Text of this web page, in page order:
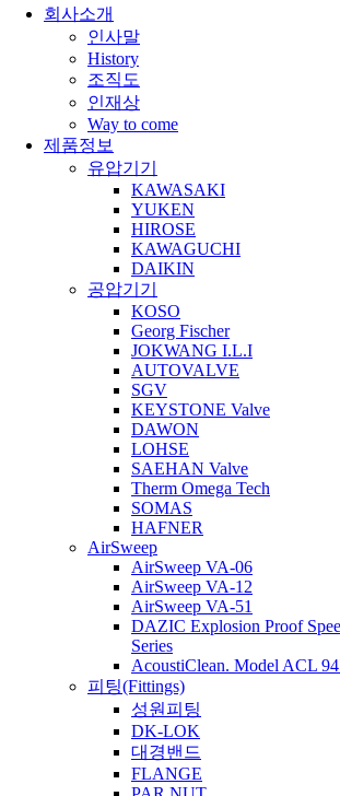
Close
회사소개
인사말
History
조직도
인재상
Way to come
제품정보
유압기기
KAWASAKI
YUKEN
HIROSE
KAWAGUCHI
DAIKIN
공압기기
KOSO
Georg Fischer
JOKWANG I.L.I
AUTOVALVE
SGV
KEYSTONE Valve
DAWON
LOHSE
SAEHAN Valve
Therm Omega Tech
SOMAS
HAFNER
AirSweep
AirSweep VA-06
AirSweep VA-12
AirSweep VA-51
DAZIC Explosion Proof
Series
AcoustiClean. Model ACL
피팅(Fittings)
성원피팅
DK-LOK
대경밴드
FLANGE